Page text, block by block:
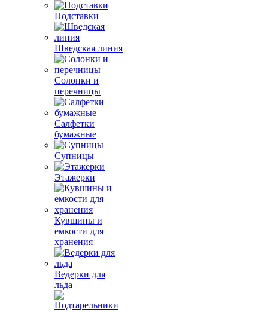
Подставки
Шведская линия
Солонки и
перечницы
Салфетки
бумажные
Супницы
Этажерки
Кувшины и
емкости для
хранения
Ведерки для
льда